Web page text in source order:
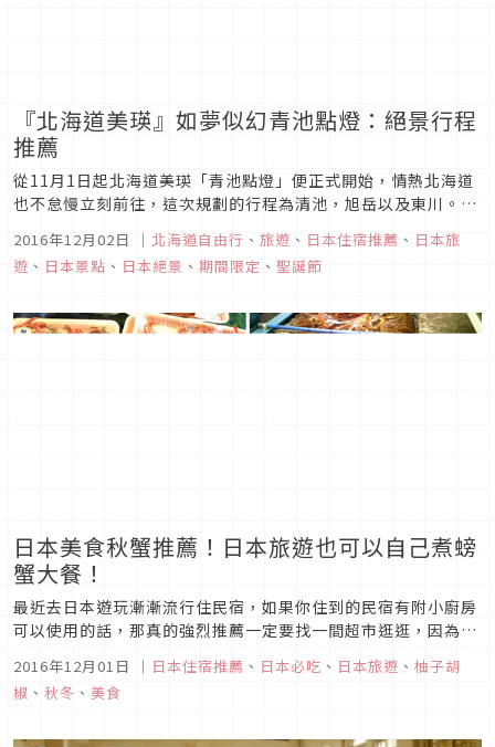
『北海道美瑛』如夢似幻青池點燈：絕景行程
推薦
從11月1日起北海道美瑛「青池點燈」便正式開始，情熱北海道
也不怠慢立刻前往，這次規劃的行程為清池，旭岳以及東川。現
在就要來跟大家報告夢幻點燈夜景以及推薦住宿！
2016年12月02日 ｜ 北海道自由行 、 旅遊 、 日本住宿推薦 、 日本旅
遊 、 日本景點 、 日本絕景 、 期間限定 、 聖誕節
日本美食秋蟹推薦！日本旅遊也可以自己煮螃
蟹大餐！
最近去日本遊玩漸漸流行住民宿，如果你住到的民宿有附小廚房
可以使用的話，那真的強烈推薦一定要找一間超市逛逛，因為現
百貨地下街也有賣，也能夠去逛逛看看，其價格絕對不像觀光魚
市場那樣驚人!雖然賣的非活的螃蟹，但也絕對不會有過期不新
2016年12月01日 ｜ 日本住宿推薦 、 日本必吃 、 日本旅遊 、 柚子胡
椒 、 秋冬 、 美食